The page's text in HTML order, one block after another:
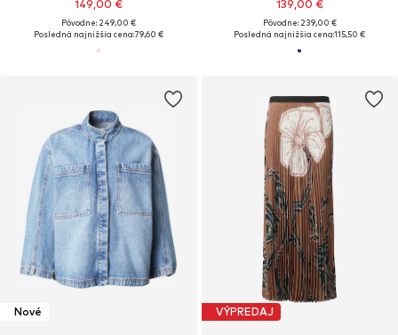
149,00 €
Pôvodne: 249,00 €
Posledná najnižšia cena:79,60 €
139,00 €
Pôvodne: 239,00 €
Posledná najnižšia cena:115,50 €
Nové VÝPREDAJ